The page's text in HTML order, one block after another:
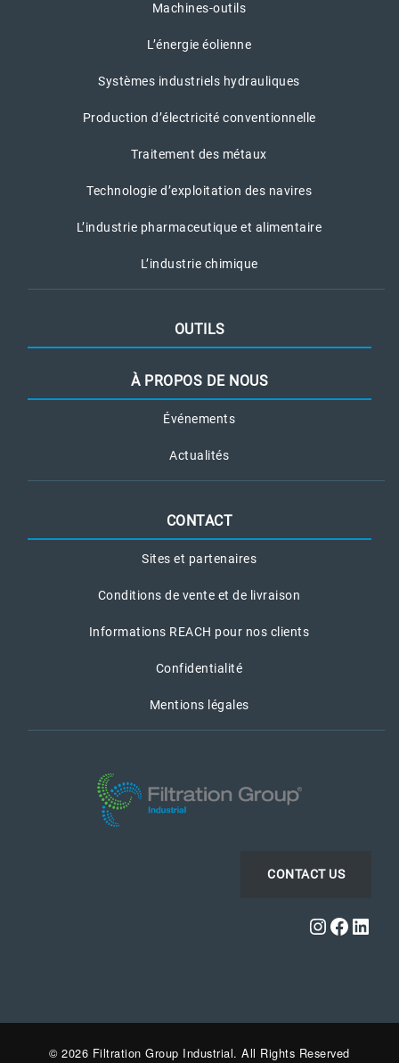
Machines-outils
L’énergie éolienne
Systèmes industriels hydrauliques
Production d’électricité conventionnelle
Traitement des métaux
Technologie d’exploitation des navires
L’industrie pharmaceutique et alimentaire
L’industrie chimique
OUTILS
À PROPOS DE NOUS
Événements
Actualités
CONTACT
Sites et partenaires
Conditions de vente et de livraison
Informations REACH pour nos clients
Confidentialité
Mentions légales
CONTACT US
© 2026 Filtration Group Industrial. All Rights Reserved